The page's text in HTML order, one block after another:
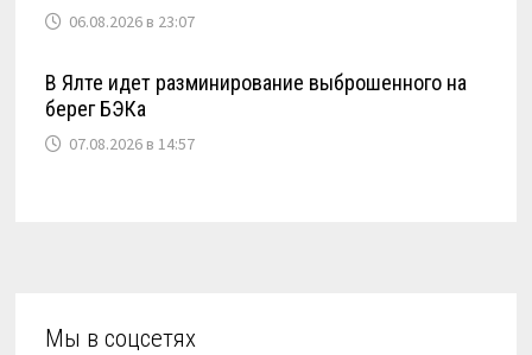
06.08.2026 в 23:07
В Ялте идет разминирование выброшенного на
берег БЭКа
07.08.2026 в 14:57
Мы в соцсетях